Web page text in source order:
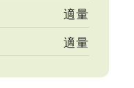
適量
適量